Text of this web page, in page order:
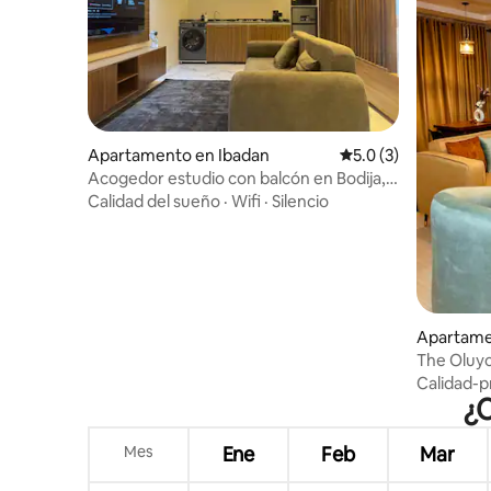
Apartamento en Ibadan Calificación
5.0 (3)
Acogedor estudio con balcón en Bodija,
Ibadan
Calidad del sueño · Wifi · Silencio
The
Ibadan
Calidad-
Mes Ene Feb Mar